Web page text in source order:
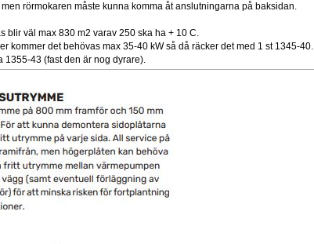
rörmokaren måste kunna komma åt anslutningarna på baksidan.
blir väl max 830 m2 varav 250 ska ha + 10 C.
kommer det behövas max 35-40 kW så då räcker det med 1 st 1345-40.
1355-43 (fast den är nog dyrare).